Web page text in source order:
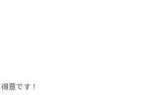
意です！